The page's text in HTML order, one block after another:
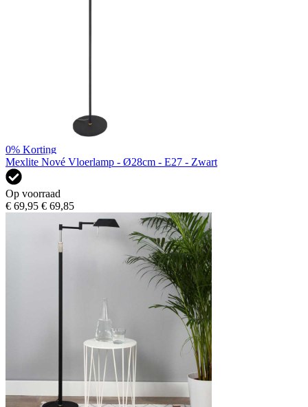
0% Korting
Mexlite Nové Vloerlamp - Ø28cm - E27 - Zwart
Op voorraad
€ 69,95 € 69,85